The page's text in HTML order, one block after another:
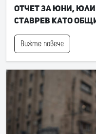
Отчет за юни, юли
Ставрев като
Вижте повече